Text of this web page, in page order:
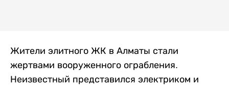
Жители элитного ЖК в Алматы стали
жертвами вооруженного ограбления.
Неизвестный представился электриком и